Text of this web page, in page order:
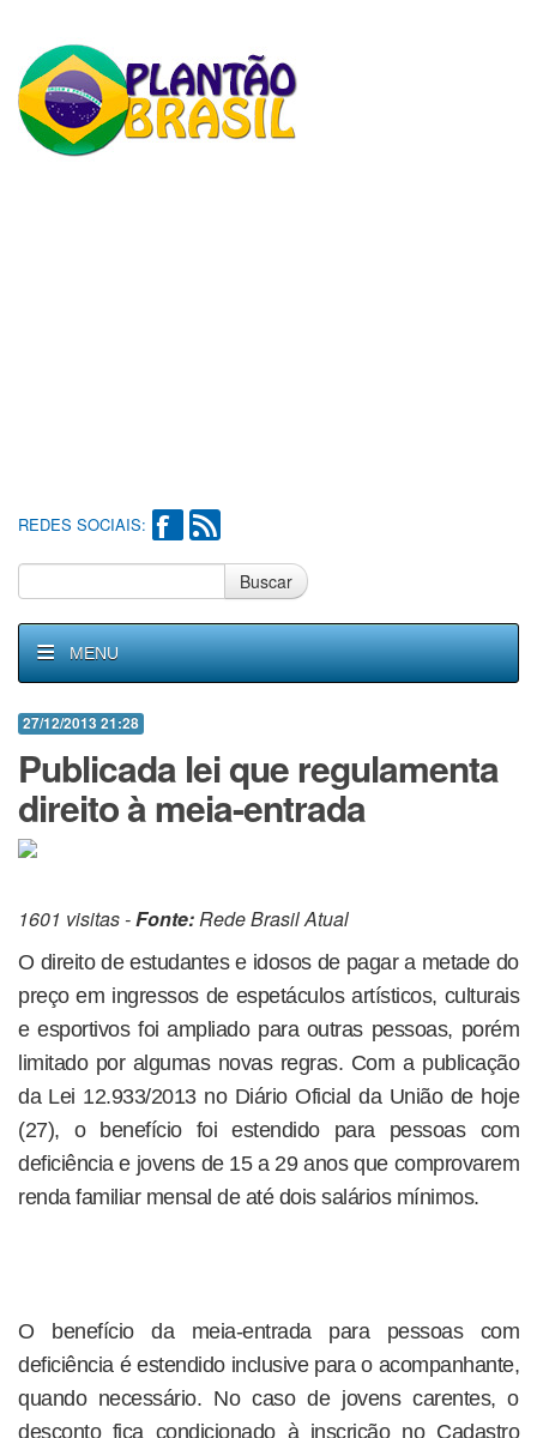
REDES SOCIAIS:
Buscar
MENU
27/12/2013 21:28
Publicada lei que regulamenta
direito à meia-entrada
1601 visitas -Fonte:Rede Brasil Atual
O direito de estudantes e idosos de pagar a metade do
preço em ingressos de espetáculos artísticos, culturais
e esportivos foi ampliado para outras pessoas, porém
limitado por algumas novas regras. Com a publicação
da Lei 12.933/2013 no Diário Oficial da União de hoje
(27), o benefício foi estendido para pessoas com
deficiência e jovens de 15 a 29 anos que comprovarem
renda familiar mensal de até dois salários mínimos.
O benefício da meia-entrada para pessoas com
deficiência é estendido inclusive para o acompanhante,
quando necessário. No caso de jovens carentes, o
desconto fica condicionado à inscrição no Cadastro